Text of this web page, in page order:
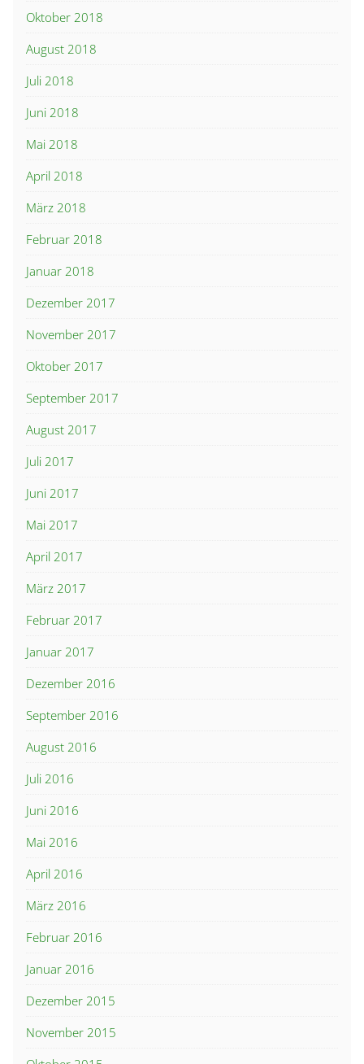
Oktober 2018
August 2018
Juli 2018
Juni 2018
Mai 2018
April 2018
März 2018
Februar 2018
Januar 2018
Dezember 2017
November 2017
Oktober 2017
September 2017
August 2017
Juli 2017
Juni 2017
Mai 2017
April 2017
März 2017
Februar 2017
Januar 2017
Dezember 2016
September 2016
August 2016
Juli 2016
Juni 2016
Mai 2016
April 2016
März 2016
Februar 2016
Januar 2016
Dezember 2015
November 2015